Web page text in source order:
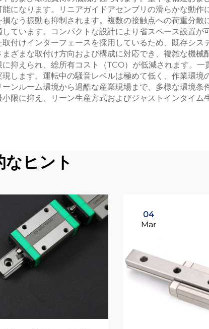
になります。リニアガイドアセンブリの滑らかな動作
なう振動も抑制されます。複数の接触点への荷重分散
ています。コンパクトな設計により省スペース設置が
付けインターフェースを採用しているため、既存シス
ざまな取付け方向および構成に対応でき、複雑な機械
抑えられ、総所有コスト（TCO）が低減されます。一
します。運転中の騒音レベルは極めて低く、作業環境
ンルーム環境から過酷な産業現場まで、多様な環境条
限に抑え、リーン生産方式およびジャストインタイム
なヒント
04
Mar